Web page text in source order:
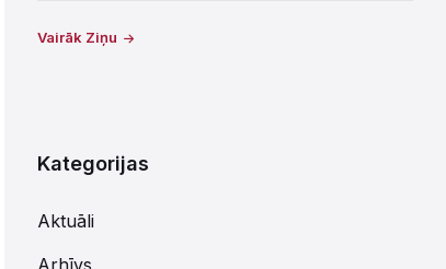
Vairāk Ziņu
Kategorijas
Aktuāli
Arhīvs